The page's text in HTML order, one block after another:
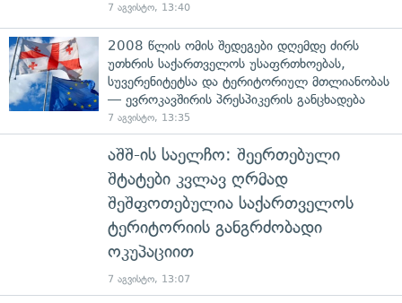
7 აგვისტო, 13:40
2008 წლის ომის შედეგები დღემდე ძირს
უთხრის საქართველოს უსაფრთხოებას,
სუვერენიტეტსა და ტერიტორიულ მთლიანობას
— ევროკავშირის პრესპიკერის განცხადება
7 აგვისტო, 13:35
აშშ-ის საელჩო: შეერთებული
შტატები კვლავ ღრმად
შეშფოთებულია საქართველოს
ტერიტორიის განგრძობადი
ოკუპაციით
7 აგვისტო, 13:07